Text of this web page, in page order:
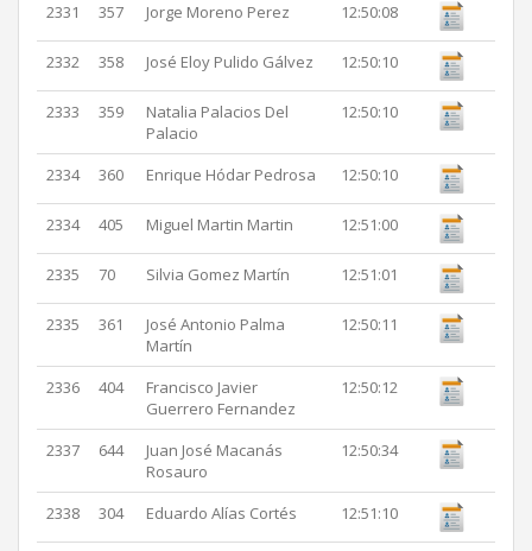
2331 357 Jorge Moreno Perez 12:50:08
2332 358 José Eloy Pulido Gálvez 12:50:10
2333 359
Natalia Palacios Del
Palacio
12:50:10
2334 360 Enrique Hódar Pedrosa 12:50:10
2334 405 Miguel Martin Martin 12:51:00
2335 70 Silvia Gomez Martín 12:51:01
2335 361
José Antonio Palma
Martín
12:50:11
2336 404
Francisco Javier
Guerrero Fernandez
12:50:12
2337 644
Juan José Macanás
Rosauro
12:50:34
2338 304 Eduardo Alías Cortés 12:51:10